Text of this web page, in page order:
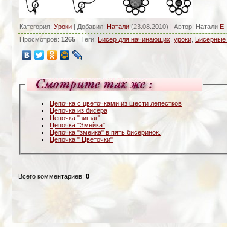
Категория: Уроки Добавил: Натали (23.08.2010) | Автор: Натали E
Просмотров: 1265 Теги: Бисер для начинающих уроки Бисерные
Цепочка с цветочками из шести лепестков
Цепочка из бисера
Цепочка "зигзаг"
Цепочка "Змейка"
Цепочка "змейка" в пять бисеринок.
Цепочка " Цветочки"
Всего комментариев: 0